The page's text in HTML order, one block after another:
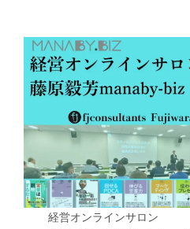
経営オンラインサロン